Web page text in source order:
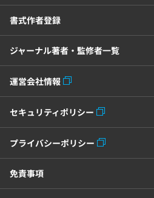
書式作者登録
ジャーナル著者・監修者一覧
運営会社情報
セキュリティポリシー
プライバシーポリシー
免責事項